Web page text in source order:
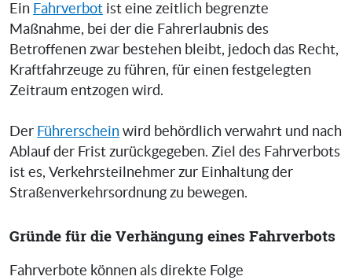
Ein Fahrverbot ist eine zeitlich begrenzte
Maßnahme, bei der die Fahrerlaubnis des
Betroffenen zwar bestehen bleibt, jedoch das Recht,
Kraftfahrzeuge zu führen, für einen festgelegten
Zeitraum entzogen wird.
Der Führerschein wird behördlich verwahrt und nach
Ablauf der Frist zurückgegeben. Ziel des Fahrverbots
ist es, Verkehrsteilnehmer zur Einhaltung der
Straßenverkehrsordnung zu bewegen.
Gründe für die Verhängung eines Fahrverbots
Fahrverbote können als direkte Folge